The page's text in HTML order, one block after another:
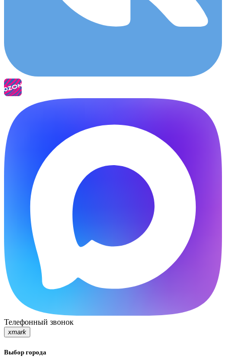
Телефонный звонок
xmark
Выбор города